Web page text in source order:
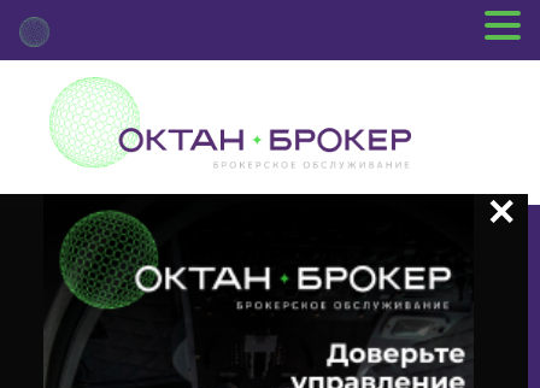
+7 (3812) 29-00-92
г.Омск ул.Красный Путь, 109 оф.510